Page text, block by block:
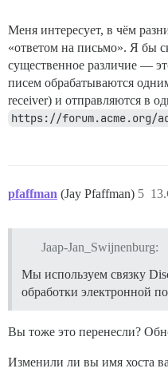
Меня интересует, в чём
«ответом на письмо». Я бы
существенное различие —
писем обрабатываются
receiver) и отправляются в
https://forum.acme.org/
pfaffman (Jay Pfaffman) 5
Jaap-Jan_Swijnenburg:
Мы используем связку
обработки электронной
Вы тоже это перенесли?
Изменили ли вы имя хоста